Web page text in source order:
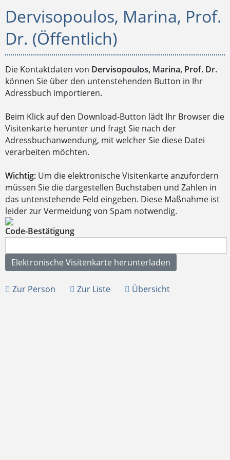
Dervisopoulos, Marina, Prof.
Dr. (Öffentlich)
Die Kontaktdaten von Dervisopoulos, Marina, Prof. Dr.
können Sie über den untenstehenden Button in Ihr
Adressbuch importieren.
Beim Klick auf den Download-Button lädt Ihr Browser die
Visitenkarte herunter und fragt Sie nach der
Adressbuchanwendung, mit welcher Sie diese Datei
verarbeiten möchten.
Wichtig: Um die elektronische Visitenkarte anzufordern
müssen Sie die dargestellen Buchstaben und Zahlen in
das untenstehende Feld eingeben. Diese Maßnahme ist
leider zur Vermeidung von Spam notwendig.
Code-Bestätigung
Zur Person Zur Liste Übersicht